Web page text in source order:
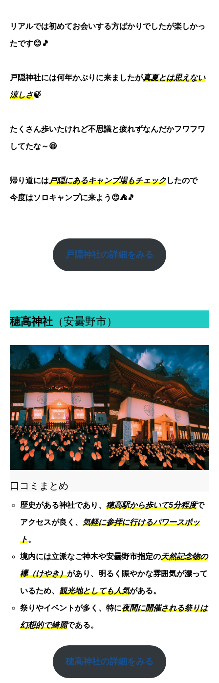
リアルでは初めてお会いする方ばかりでしたが楽しかっ
たです😊🎵
戸隠神社には何年かぶりに来ましたが真夏とは思えない
涼しさ🍃
たくさん歩いたけれど不思議と疲れずなんだかフワフワ
してたな～😆
帰り道には戸隠にあるキャンプ場もチェックしたので
今度はソロキャンプに来よう😍⛺🎵
戸隠神社の詳細をみる
穂高神社 （安曇野市）
口コミまとめ
歴史がある神社であり、 穂高駅から歩いて5分程度で
アクセスが良く、 気軽に参拝に行けるパワースポッ
ト。
境内には立派なご神木や安曇野市指定の天然記念物の
欅（けやき）があり、明るく賑やかな雰囲気が漂って
いるため、 観光地としても人気がある。
祭りやイベントが多く、特に夜間に開催される祭りは
幻想的で綺麗である。
穂高神社の詳細をみる